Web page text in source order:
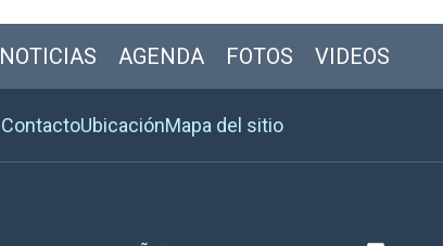
NOTICIAS AGENDA FOTOS VIDEOS
ContactoUbicaciónMapa del sitio